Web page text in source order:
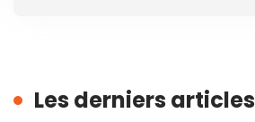
Les derniers articles